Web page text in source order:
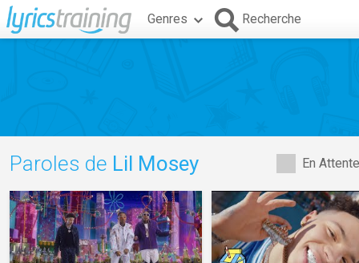
Genres Recherche
En
Paroles de Lil Mosey